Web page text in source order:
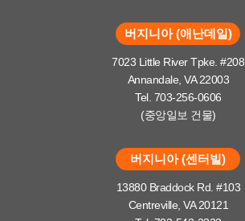
버지니아 (애난데일)
7023 Little River Tpke. #208
Annandale, VA 22003
Tel. 703-256-0606
(중앙일보 건물)
버지니아 (센터빌)
13880 Braddock Rd. #103
Centreville, VA 20121